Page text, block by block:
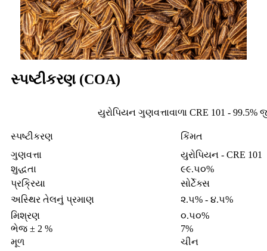
સ્પષ્ટીકરણ (COA)
યુરોપિયન ગુણવત્તાવાળા CRE 101 - 99.5%
સ્પષ્ટીકરણ
કિંમત
ગુણવત્તા
યુરોપિયન - CRE 101
શુદ્ધતા
૯૯.૫૦%
પ્રક્રિયા
સોર્ટેક્સ
અસ્થિર તેલનું પ્રમાણ
૨.૫% - ૪.૫%
મિશ્રણ
૦.૫૦%
ભેજ ± 2 %
7%
મૂળ
ચીન